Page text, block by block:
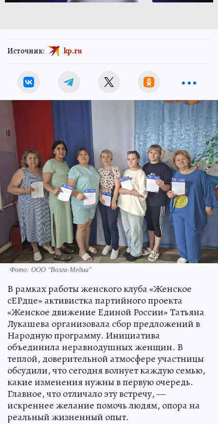
Источник: kp.ru
Фото: ООО "Волга-Медиа"
В рамках работы женского клуба «Женское
сЕРдце» активистка партийного проекта
«Женское движение Единой России» Татьяна
Лукашева организовала сбор предложений в
Народную программу. Инициатива
объединила неравнодушных женщин. В
теплой, доверительной атмосфере участницы
обсудили, что сегодня волнует каждую семью,
какие изменения нужны в первую очередь.
Главное, что отличало эту встречу, —
искреннее желание помочь людям, опора на
реальный жизненный опыт.